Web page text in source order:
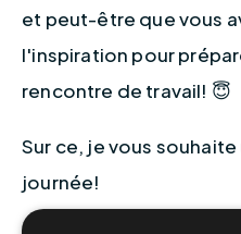
et peut-être que vous
l'inspiration pour
rencontre de travail! 😇
Sur ce, je vous
journée!